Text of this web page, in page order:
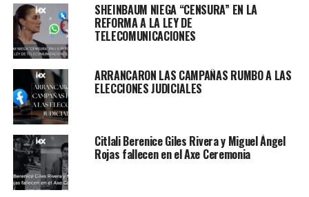
SHEINBAUM NIEGA “CENSURA” EN LA
REFORMA A LA LEY DE
TELECOMUNICACIONES
ARRANCARON LAS CAMPAÑAS RUMBO A LAS
ELECCIONES JUDICIALES
Citlali Berenice Giles Rivera y Miguel Ángel
Rojas fallecen en el Axe Ceremonia